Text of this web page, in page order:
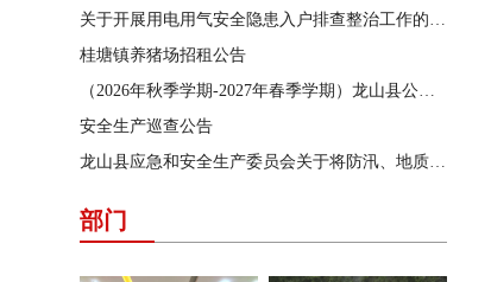
关于开展用电用气安全隐患入户排查整治工作的通告
桂塘镇养猪场招租公告
（2026年秋季学期-2027年春季学期）龙山县公办学校学生食堂食材采购供应商遴选项目遴选公告
安全生产巡查公告
龙山县应急和安全生产委员会关于将防汛、地质灾害、自然灾害救助应急响应提升为三级的通知
部门